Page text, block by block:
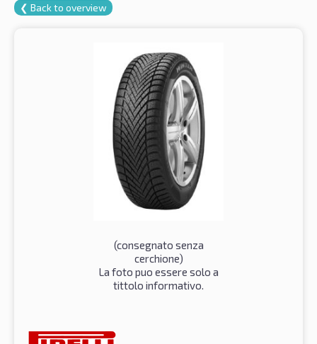
❮ Back to overview
(consegnato senza
cerchione)
La foto puo essere solo a
tittolo informativo.